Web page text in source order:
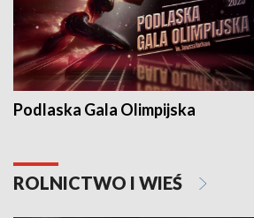
Podlaska Gala Olimpijska
ROLNICTWO I WIEŚ